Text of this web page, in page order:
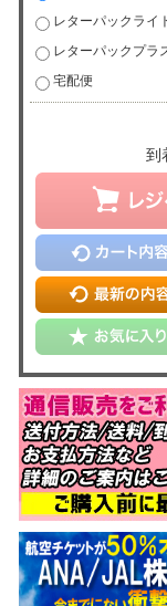
レターパックライ
レターパックプラ
宅配便
到